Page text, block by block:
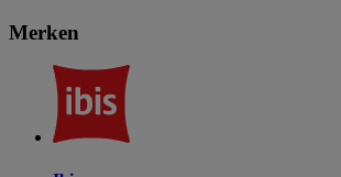
Merken